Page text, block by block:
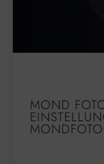
MOND